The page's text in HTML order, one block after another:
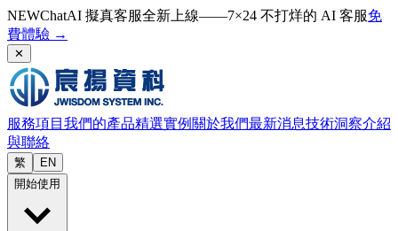
NEWChatAI 擬真客服全新上線——7×24 不打烊的 AI 客服免
費體驗 →
✕
服務項目 我們的產品精選實例 關於我們最新消息技術洞察介紹
與聯絡
繁
EN
開始使用